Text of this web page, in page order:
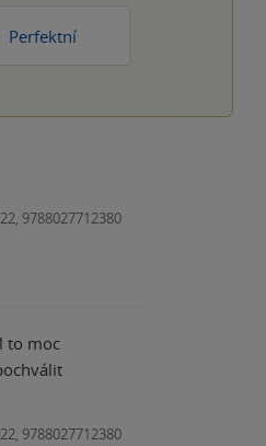
Perfektní
9788027712380
to moc
9788027712380